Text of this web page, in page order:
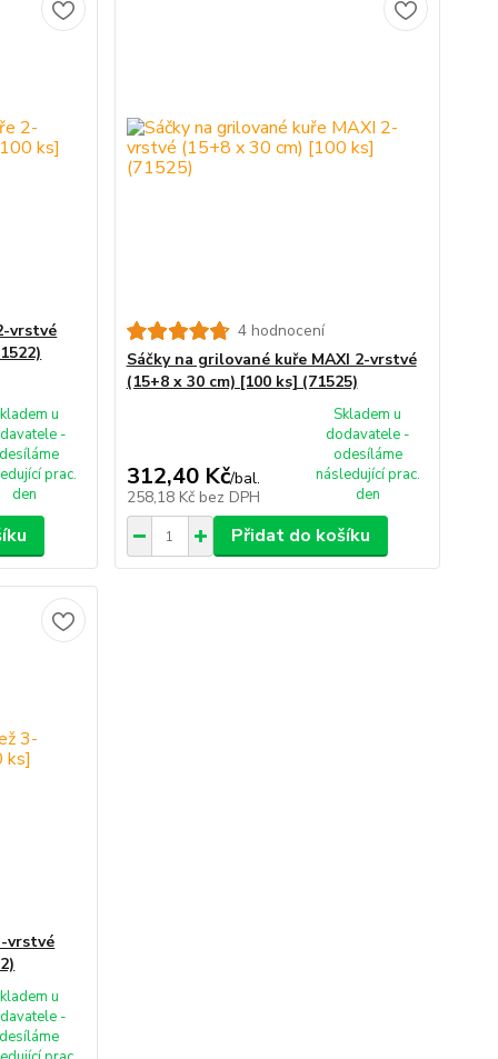
vrstvé
u
-
prac.
den
4 hodnocení
Sáčky na grilované kuře MAXI 2-vrstvé
(15+8 x 30 cm) [100 ks] (71525)
312,40 Kč/bal.
258,18 Kč bez DPH
Skladem u
dodavatele -
odesíláme
následující prac.
den
Přidat do košíku
vrstvé
u
-